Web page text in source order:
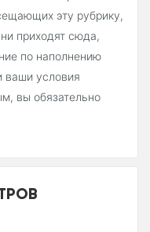
эту рубрику,
приходят сюда,
по наполнению
ваши условия
вы обязательно